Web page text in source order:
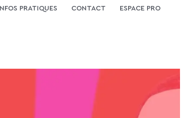
INFOS PRATIQUES CONTACT ESPACE PRO